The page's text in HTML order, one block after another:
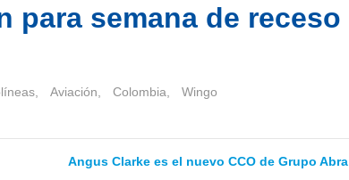
para semana de receso
Aviación Colombia
Wingo
Angus Clarke es el nuevo CCO de Grupo Abra